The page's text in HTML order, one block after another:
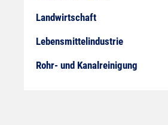
Landwirtschaft
Lebensmittelindustrie
Rohr- und Kanalreinigung